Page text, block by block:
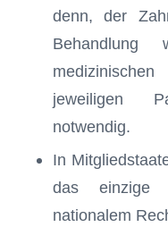
denn, der
Behandlung
jeweiligen
notwendig.
In
das einzige
nationalem